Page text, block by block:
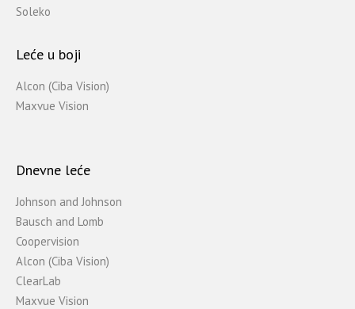
Soleko
Leće u boji
Alcon (Ciba Vision)
Maxvue Vision
Dnevne leće
Johnson and Johnson
Bausch and Lomb
Coopervision
Alcon (Ciba Vision)
ClearLab
Maxvue Vision